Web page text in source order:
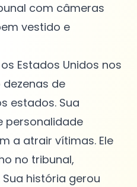
com câmeras
vestido e
Estados Unidos nos
dezenas de
estados. Sua
personalidade
a atrair vítimas. Ele
no tribunal,
história gerou